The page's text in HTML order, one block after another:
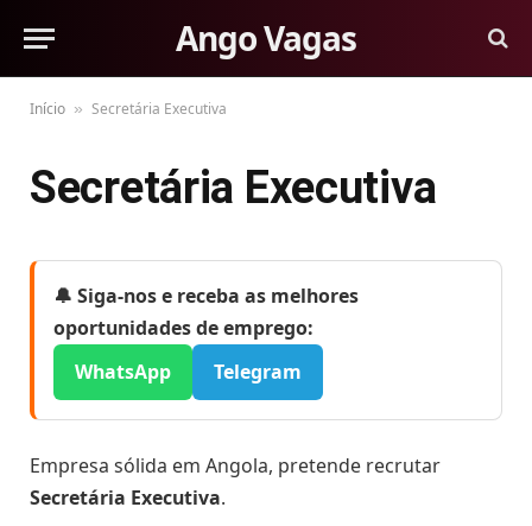
Ango Vagas
Início » Secretária Executiva
Secretária Executiva
🔔 Siga-nos e receba as melhores
oportunidades de emprego:
WhatsApp
Telegram
Empresa sólida em Angola, pretende recrutar
Secretária Executiva.